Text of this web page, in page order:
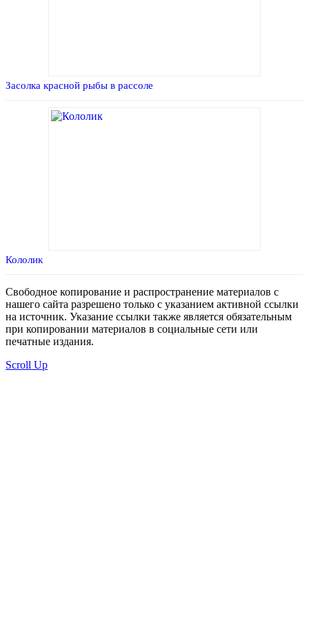
Засолка красной рыбы в рассоле
Кололик
Свободное копирование и распространение материалов с
нашего сайта разрешено только с указанием активной ссылки
на источник. Указание ссылки также является обязательным
при копировании материалов в социальные сети или
печатные издания.
Scroll Up